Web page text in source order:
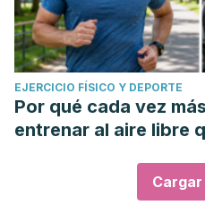
EJERCICIO FÍSICO Y DEPORTE
Por qué cada vez
entrenar al aire libre
Cargar